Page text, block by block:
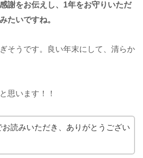
謝をお伝えし、1年をお守りいただ
たいですね。
そうです。良い年末にして、清らか
思います！！
お読みいただき、ありがとうござい